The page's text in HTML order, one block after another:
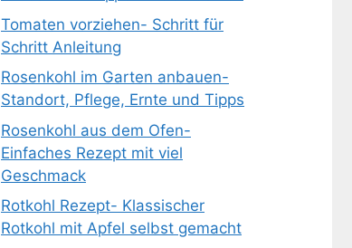
Tomaten vorziehen- Schritt für
Schritt Anleitung
Rosenkohl im Garten anbauen-
Standort, Pflege, Ernte und Tipps
Rosenkohl aus dem Ofen-
Einfaches Rezept mit viel
Geschmack
Rotkohl Rezept- Klassischer
Rotkohl mit Apfel selbst gemacht